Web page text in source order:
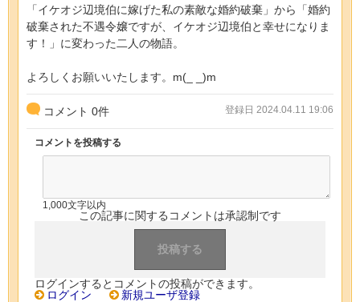
「イケオジ辺境伯に嫁げた私の素敵な婚約破棄」から「婚約
破棄された不遇令嬢ですが、イケオジ辺境伯と幸せになりま
す！」に変わった二人の物語。
よろしくお願いいたします。m(_ _)m
コメント 0件 登録日 2024.04.11 19:06
コメントを投稿する
1,000文字以内
この記事に関するコメントは承認制です
ログインするとコメントの投稿ができます。
ログイン
新規ユーザ登録